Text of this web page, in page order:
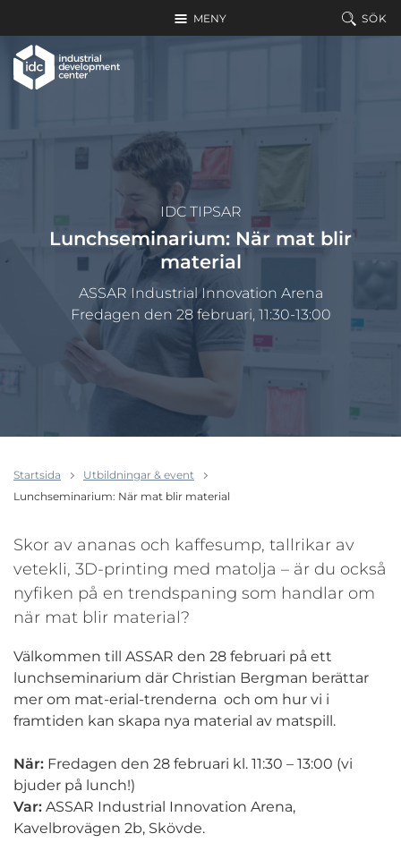
MENY SÖK
IDC TIPSAR
Lunchseminarium: När mat blir
material
ASSAR Industrial Innovation Arena
Fredagen den 28 februari, 11:30-13:00
Startsida
Utbildningar & event
Lunchseminarium: När mat blir material
Skor av ananas och kaffesump, tallrikar av
vetekli, 3D-printing med matolja – är du också
nyfiken på en trendspaning som handlar om
när mat blir material?
Välkommen till ASSAR den 28 februari på ett
lunchseminarium där Christian Bergman berättar
mer om mat-erial-trenderna och om hur vi i
framtiden kan skapa nya material av matspill.
När: Fredagen den 28 februari kl. 11:30 – 13:00 (vi
bjuder på lunch!)
Var: ASSAR Industrial Innovation Arena,
Kavelbrovägen 2b, Skövde.